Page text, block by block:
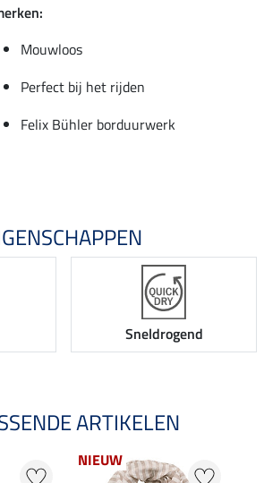
Mouwloos
Perfect bij het rijden
Felix Bühler borduurwerk
Sneldrogend
ARTIKELEN
NIEUW